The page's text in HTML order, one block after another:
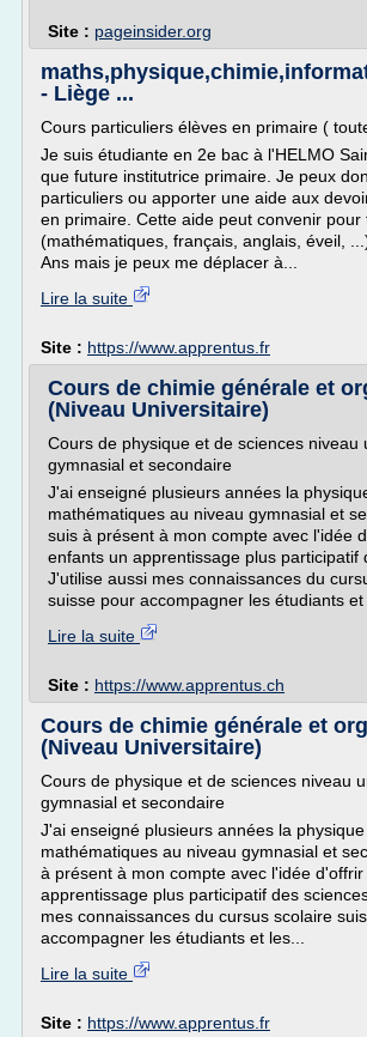
Site : pageinsider.org
- Liège ...
Cours particuliers élèves en primaire (
Je suis étudiante en 2e bac à l'HELMO
que future institutrice primaire. Je peux
particuliers ou apporter une aide aux
en primaire. Cette aide peut convenir pour
(mathématiques, français, anglais, éveil,
Ans mais je peux me déplacer à...
Lire la suite
Site : https://www.apprentus.fr
Cours de chimie générale et
(Niveau Universitaire)
Cours de physique et de sciences niveau
gymnasial et secondaire
J'ai enseigné plusieurs années la
mathématiques au niveau gymnasial et
suis à présent à mon compte avec l'idée
enfants un apprentissage plus participatif
J'utilise aussi mes connaissances du
suisse pour accompagner les étudiants et
Lire la suite
Site : https://www.apprentus.ch
Cours de chimie générale et
(Niveau Universitaire)
Cours de physique et de sciences niveau
gymnasial et secondaire
J'ai enseigné plusieurs années la
mathématiques au niveau gymnasial et
à présent à mon compte avec l'idée
apprentissage plus participatif des
mes connaissances du cursus scolaire
accompagner les étudiants et les...
Lire la suite
Site : https://www.apprentus.fr